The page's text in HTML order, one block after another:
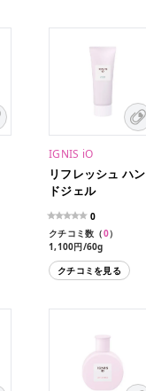
IGNIS iO
リフレッシュ ハン
ドジェル
0
クチコミ数（0）
1,100円/60g
クチコミを見る